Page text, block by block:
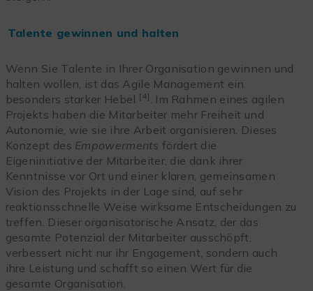
Talente gewinnen und halten
Wenn Sie Talente in Ihrer Organisation gewinnen und
halten wollen, ist das Agile Management ein
besonders starker Hebel [4] . Im Rahmen eines agilen
Projekts haben die Mitarbeiter mehr Freiheit und
Autonomie, wie sie ihre Arbeit organisieren. Dieses
Konzept des Empowermentsfördert die
Eigeninitiative der Mitarbeiter, die dank ihrer
Kenntnisse vor Ort und einer klaren, gemeinsamen
Vision des Projekts in der Lage sind, auf sehr
reaktionsschnelle Weise wirksame Entscheidungen zu
treffen. Dieser organisatorische Ansatz, der das
gesamte Potenzial der Mitarbeiter ausschöpft,
verbessert nicht nur ihr Engagement, sondern auch
ihre Leistung und schafft so einen Wert für die
gesamte Organisation.